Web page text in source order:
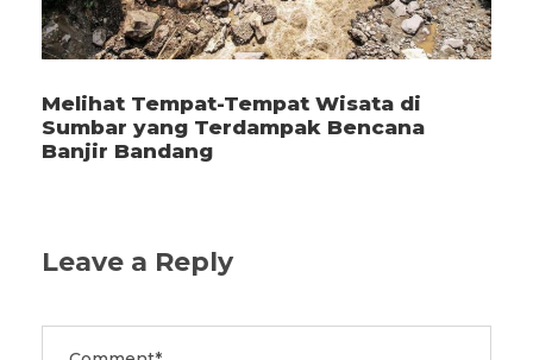
Melihat Tempat-Tempat Wisata di
Sumbar yang Terdampak Bencana
Banjir Bandang
Leave a Reply